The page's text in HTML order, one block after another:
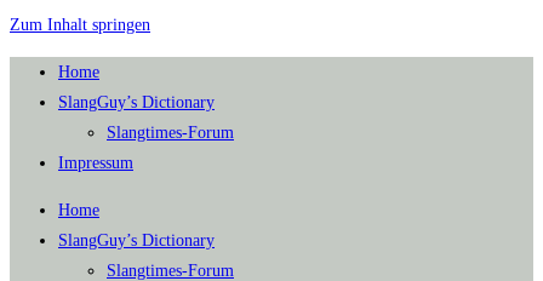
Zum Inhalt springen
Home
SlangGuy’s Dic­tion­a­ry
Slang­times-Forum
Impres­sum
Home
SlangGuy’s Dic­tion­a­ry
Slang­times-Forum